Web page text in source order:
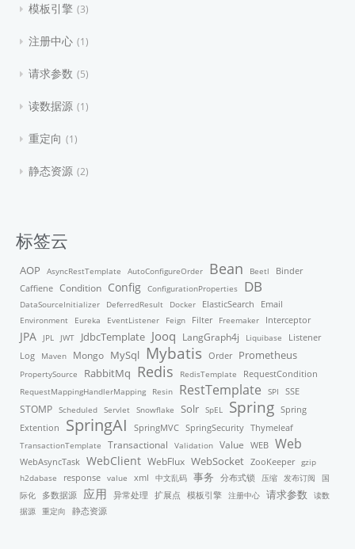
模板引擎 3
注册中心 1
请求参数 5
读数据源 1
重定向 1
静态资源 2
标签云
AOP AsyncRestTemplate AutoConfigureOrder Bean Beetl
Binder
Caffiene Condition Config ConfigurationProperties DB
DataSourceInitializer DeferredResult Docker ElasticSearch
Email
Environment
Eureka EventListener Feign Filter Freemaker Interceptor
JPA JPL JWT JdbcTemplate Jooq LangGraph4j Liquibase Listener
Log Maven Mongo MySql Mybatis Order Prometheus
PropertySource RabbitMq Redis RedisTemplate
RequestCondition
RequestMappingHandlerMapping
Resin RestTemplate SPI SSE
STOMP Scheduled Servlet Snowflake Solr SpEL Spring Spring
Extention
SpringAI SpringMVC SpringSecurity Thymeleaf
TransactionTemplate Transactional Validation Value WEB Web
WebAsyncTask WebClient WebFlux WebSocket ZooKeeper gzip
h2dabase
response value xml 中文乱码 事务 分布式锁 压缩 发布订阅
国
际化
多数据源 应用 异常处理 扩展点 模板引擎 注册中心 请求参数
读数
据源 重定向 静态资源